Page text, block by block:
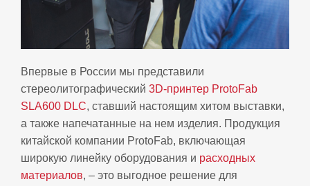
Впервые в России мы представили
стереолитографический 3D-принтер ProtoFab
SLA600 DLC, ставший настоящим хитом выставки,
а также напечатанные на нем изделия. Продукция
китайской компании ProtoFab, включающая
широкую линейку оборудования и расходных
материалов, – это выгодное решение для